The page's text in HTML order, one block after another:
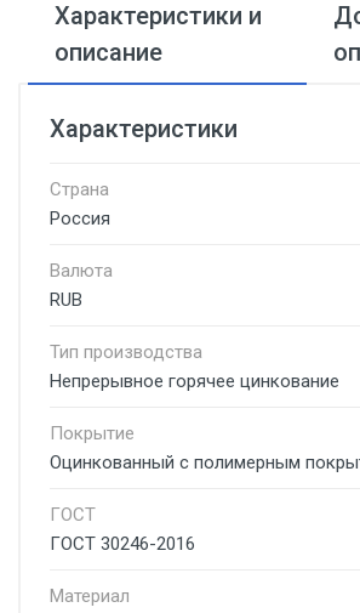
Характеристики и
описание
Характеристики
Страна
Россия
Валюта
RUB
Тип производства
Непрерывное горячее цинкование
Покрытие
Оцинкованный с полимерным
ГОСТ
ГОСТ 30246-2016
Материал